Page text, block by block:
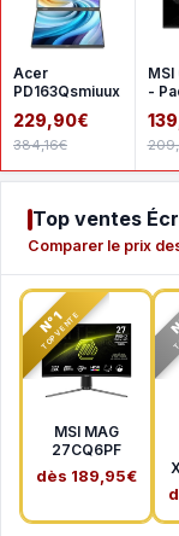
Acer
PD163Qsmiuux
229,90€
384,16€
MSI
-
Top ventes
Comparer le prix
N°1
TOP VENTE
MSI MAG
27CQ6PF
dès 189,95€